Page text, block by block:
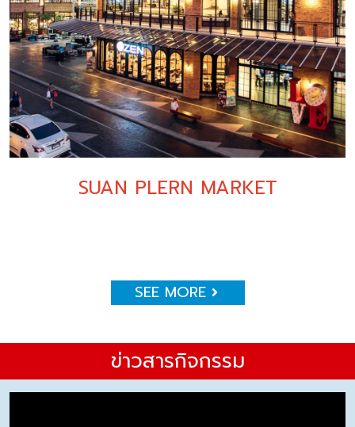
SUAN PLERN MARKET
SEE MORE
ข่าวสารกิจกรรม